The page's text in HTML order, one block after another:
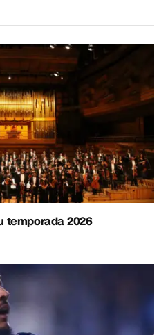
temporada 2026